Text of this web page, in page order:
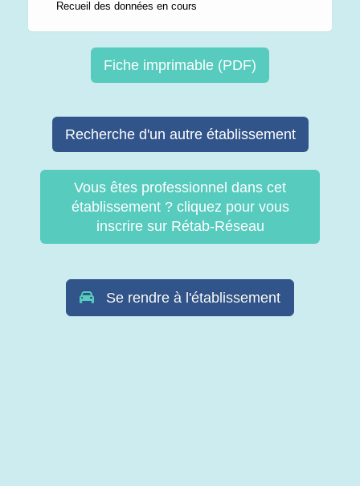
Recueil des données en cours
Fiche imprimable (PDF)
Recherche d'un autre établissement
Vous êtes professionnel dans cet
établissement ? cliquez pour vous
inscrire sur Rétab-Réseau
Se rendre à l'établissement